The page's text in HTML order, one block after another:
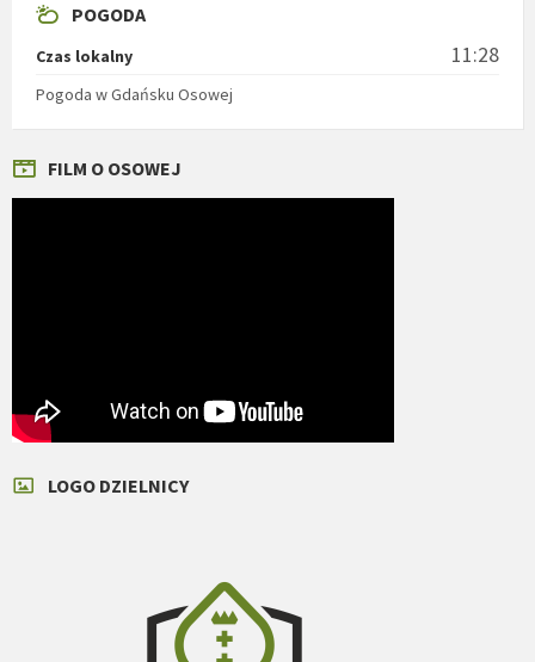
POGODA
Czas lokalny 11:28
Pogoda w Gdańsku Osowej
FILM O OSOWEJ
LOGO DZIELNICY